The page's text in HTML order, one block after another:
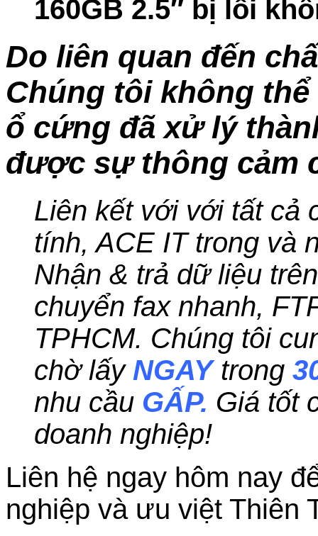
160GB 2.5″ bị lỗi
Do liên quan đến
Chúng tôi không
ổ cứng đã xử lý
được sự thông cảm
Liên kết với với tất cả
tính, ACE IT trong và
Nhận & trả dữ liệu
chuyển fax nhanh,
TPHCM. Chúng tôi
chờ lấy NGAYtrong
nhu cầu GẤP. Giá tốt
doanh nghiệp!
Liên hệ ngay hôm nay
nghiệp và ưu việt Thiên